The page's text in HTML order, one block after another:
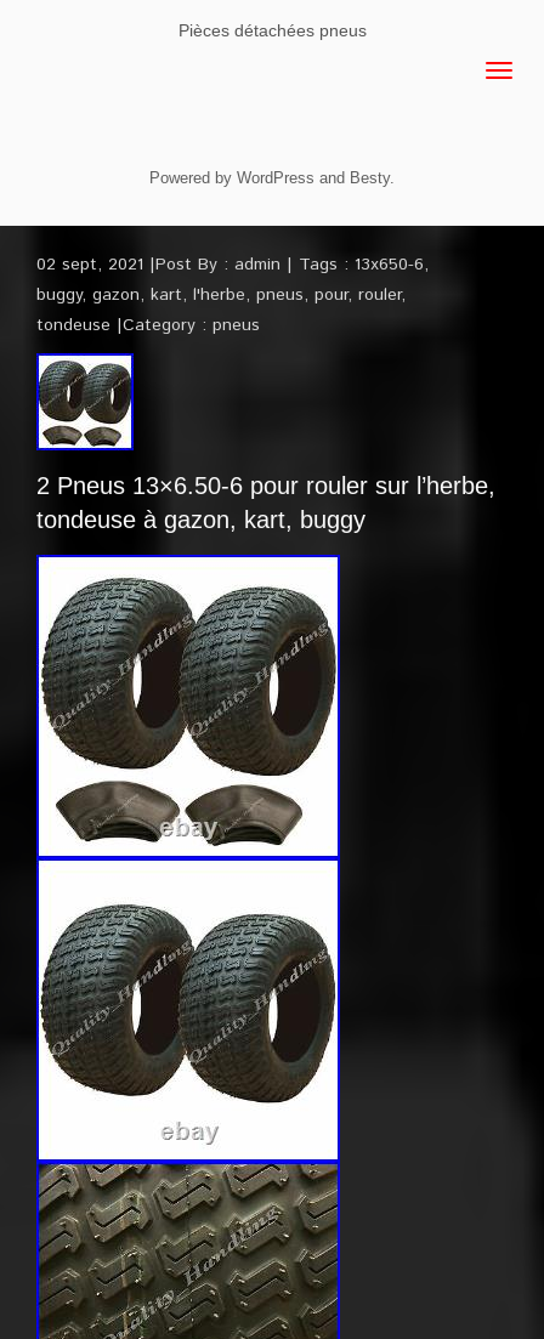
Pièces détachées pneus
Powered by WordPress and Besty.
02 sept, 2021 Post By : admin Tags : 13x650-6,
buggy, gazon, kart, l'herbe, pneus, pour, rouler,
tondeuse Category : pneus
2 Pneus 13×6.50-6 pour rouler sur l’herbe,
tondeuse à gazon, kart, buggy